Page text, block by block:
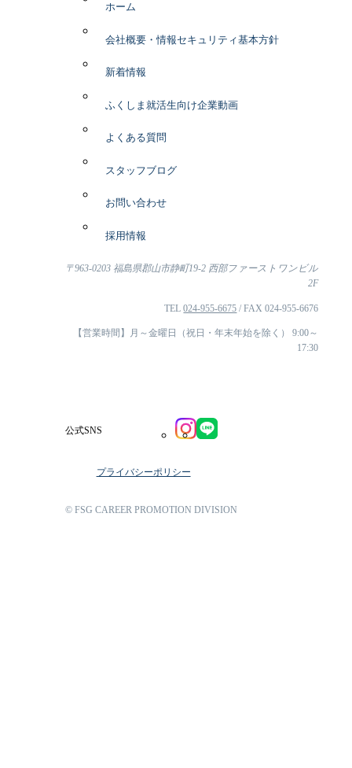
ホーム
会社概要・情報セキュリティ基本方針
新着情報
ふくしま就活生向け企業動画
よくある質問
スタッフブログ
お問い合わせ
採用情報
〒963-0203 福島県郡山市静町19-2 西部ファーストワンビル
2F
TEL024-955-6675 / FAX 024-955-6676
【営業時間】月～金曜日（祝日・年末年始を除く） 9:00～
17:30
公式SNS
プライバシーポリシー
© FSG CAREER PROMOTION DIVISION